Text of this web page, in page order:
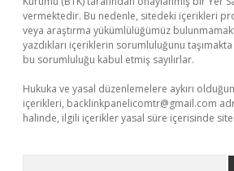
vermektedir. Bu nedenle, sitedeki içerikleri
veya araştırma yükümlülüğümüz
yazdıkları içeriklerin sorumluluğunu
bu sorumluluğu kabul etmiş sayılırlar.
Hukuka ve yasal düzenlemelere aykırı
içerikleri, backlinkpanelicomtr@gmail.com
halinde, ilgili içerikler yasal süre içerisinde